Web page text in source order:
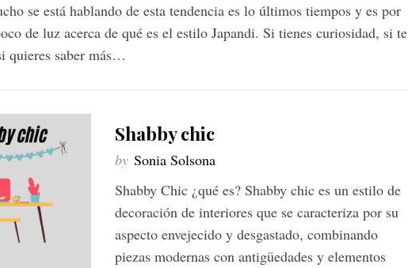
se está hablando de esta tendencia es lo últimos tiempos y es por
de luz acerca de qué es el estilo Japandi. Si tienes curiosidad, si te
quieres saber más…
Shabby chic
by Sonia Solsona
Shabby Chic ¿qué es? Shabby chic es un estilo de
decoración de interiores que se caracteriza por su
aspecto envejecido y desgastado, combinando
piezas modernas con antigüedades y elementos